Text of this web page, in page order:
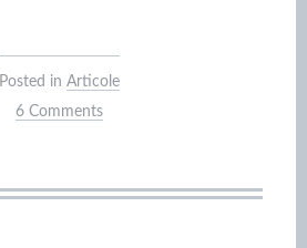
Posted in Articole
6 Comments